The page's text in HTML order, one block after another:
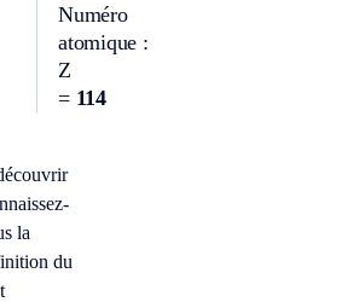
Numéro
atomique :
Z
= 114
la
du